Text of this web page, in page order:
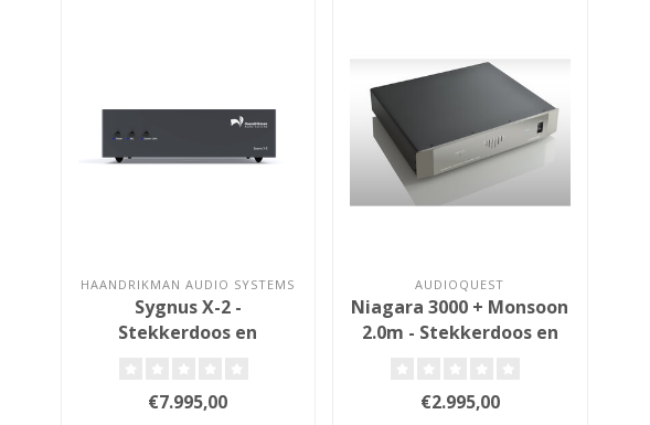
HAANDRIKMAN AUDIO SYSTEMS
Sygnus X-2 -
Stekkerdoos en
€7.995,00
AUDIOQUEST
Niagara 3000 + Monsoon
2.0m - Stekkerdoos en
€2.995,00